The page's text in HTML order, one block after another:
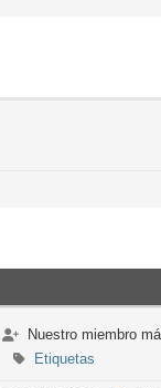
Nuestro miembro
Etiquetas